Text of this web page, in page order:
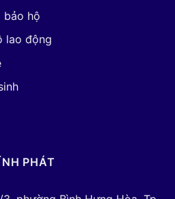
bảo hộ
lao động
PHÁT